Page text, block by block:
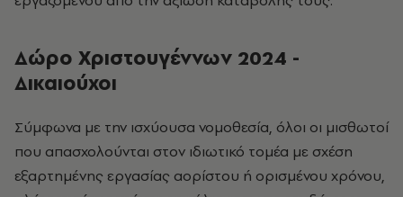
Δώρο Χριστουγέννων 2024 -
Δικαιούχοι
Σύμφωνα με την ισχύουσα νομοθεσία, όλοι οι μισθωτοί
που απασχολούνται στον ιδιωτικό τομέα με σχέση
εξαρτημένης εργασίας αορίστου ή ορισμένου χρόνου,